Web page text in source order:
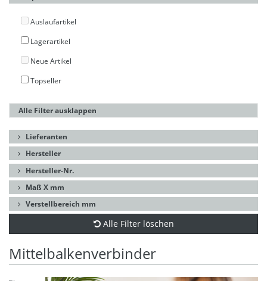
Auslaufartikel
Lagerartikel
Neue Artikel
Topseller
Alle Filter ausklappen
Lieferanten
Hersteller
Hersteller-Nr.
Maß X mm
Verstellbereich mm
Alle Filter löschen
Mittelbalkenverbinder